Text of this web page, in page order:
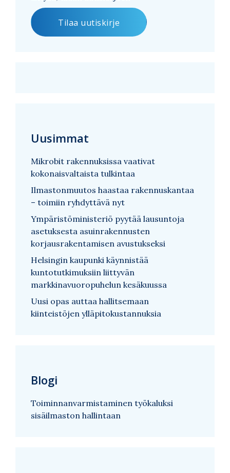
Uusimmat
Mikrobit rakennuksissa vaativat
kokonaisvaltaista tulkintaa
Ilmastonmuutos haastaa rakennuskantaa
– toimiin ryhdyttävä nyt
Ympäristöministeriö pyytää lausuntoja
asetuksesta asuinrakennusten
korjausrakentamisen avustukseksi
Helsingin kaupunki käynnistää
kuntotutkimuksiin liittyvän
markkinavuoropuhelun kesäkuussa
Uusi opas auttaa hallitsemaan
kiinteistöjen ylläpitokustannuksia
Blogi
Toiminnanvarmistaminen työkaluksi
sisäilmaston hallintaan